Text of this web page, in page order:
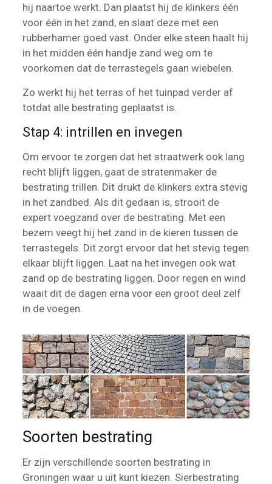
hij naartoe werkt. Dan plaatst hij de klinkers één
voor één in het zand, en slaat deze met een
rubberhamer goed vast. Onder elke steen haalt hij
in het midden één handje zand weg om te
voorkomen dat de terrastegels gaan wiebelen.
Zo werkt hij het terras of het tuinpad verder af
totdat alle bestrating geplaatst is.
Stap 4: intrillen en invegen
Om ervoor te zorgen dat het straatwerk ook lang
recht blijft liggen, gaat de stratenmaker de
bestrating trillen. Dit drukt de klinkers extra stevig
in het zandbed. Als dit gedaan is, strooit de
expert voegzand over de bestrating. Met een
bezem veegt hij het zand in de kieren tussen de
terrastegels. Dit zorgt ervoor dat het stevig tegen
elkaar blijft liggen. Laat na het invegen ook wat
zand op de bestrating liggen. Door regen en wind
waait dit de dagen erna voor een groot deel zelf
in de voegen.
Soorten bestrating
Er zijn verschillende soorten bestrating in
Groningen waar u uit kunt kiezen. Sierbestrating